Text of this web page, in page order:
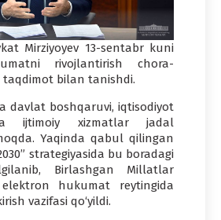
Mirziyoyev 13-sentabr kuni
rivojlantirish chora-
bilan tanishdi.
davlat boshqaruvi, iqtisodiyot
ijtimoiy xizmatlar jadal
Yaqinda qabul qilingan
strategiyasida bu boradagi
Birlashgan Millatlar
hukumat reytingida
vazifasi qo‘yildi.